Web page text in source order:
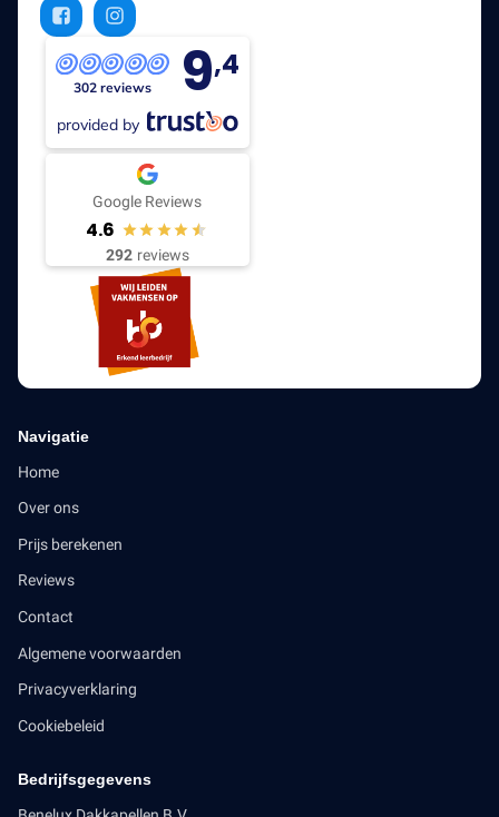
302 reviews 9,4
provided by
Google Reviews
4.6
292 reviews
Navigatie
Home
Over ons
Prijs berekenen
Reviews
Contact
Algemene voorwaarden
Privacyverklaring
Cookiebeleid
Bedrijfsgegevens